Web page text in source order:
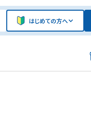
はじめての方へ